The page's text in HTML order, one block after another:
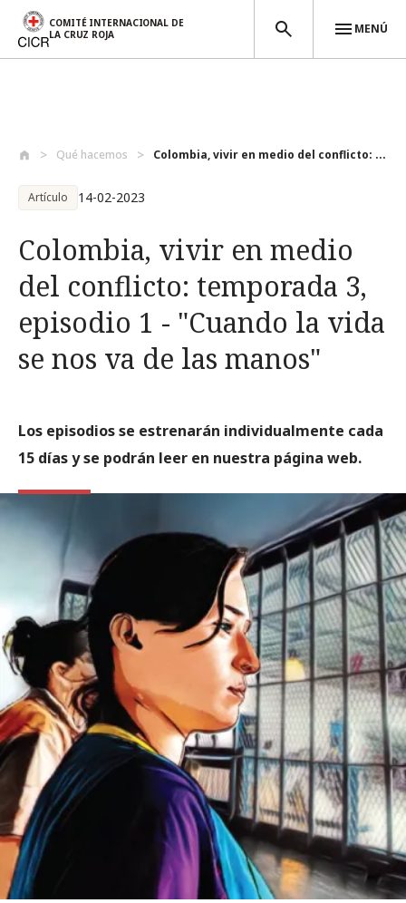
COMITÉ INTERNACIONAL DE
LA CRUZ ROJA
MENÚ
Qué hacemos Colombia, vivir en medio del conflicto: ...
Artículo 14-02-2023
Colombia, vivir en medio
del conflicto: temporada 3,
episodio 1 - "Cuando la vida
se nos va de las manos"
Los episodios se estrenarán individualmente cada
15 días y se podrán leer en nuestra página web.